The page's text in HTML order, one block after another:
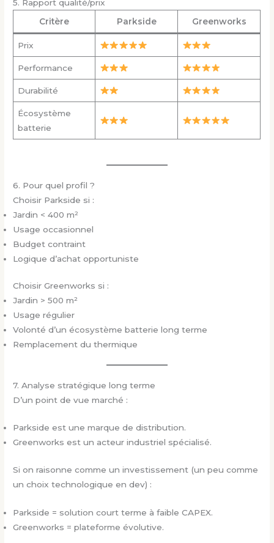
5. Rapport qualité/prix
Critère
Parkside Greenworks
Prix
Performance
Durabilité
Écosystème
batterie
6. Pour quel profil ?
Choisir Parkside si :
Jardin < 400 m²
Usage occasionnel
Budget contraint
Logique d’achat opportuniste
Choisir Greenworks si :
Jardin > 500 m²
Usage régulier
Volonté d’un écosystème batterie long terme
Remplacement du thermique
7. Analyse stratégique long terme
D’un point de vue marché :
Parkside est une marque de distribution.
Greenworks est un acteur industriel spécialisé.
Si on raisonne comme un investissement (un peu comme
un choix technologique en dev) :
Parkside = solution court terme à faible CAPEX.
Greenworks = plateforme évolutive.